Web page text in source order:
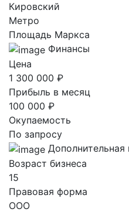
Кировский
Метро
Площадь Маркса
Финансы
Цена
1 300 000 ₽
Прибыль в месяц
100 000 ₽
Окупаемость
По запросу
Возраст бизнеса
15
Правовая форма
ООО